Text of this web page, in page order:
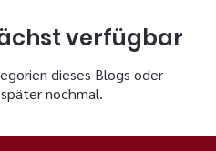
verfügbar
dieses Blogs oder
nochmal.